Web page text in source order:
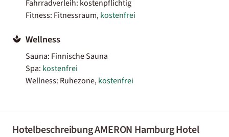
Fahrradverleih: kostenpflichtig
Fitness: Fitnessraum,kostenfrei
Wellness
Sauna: Finnische Sauna
Spa: kostenfrei
Wellness: Ruhezone,kostenfrei
Hotelbeschreibung AMERON Hamburg Hotel